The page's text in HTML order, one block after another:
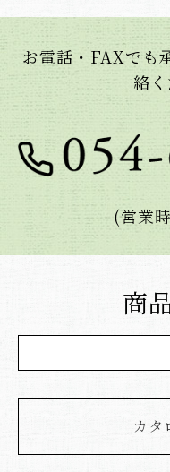
お電話・FAXでも
絡く
(営業
商
カタ